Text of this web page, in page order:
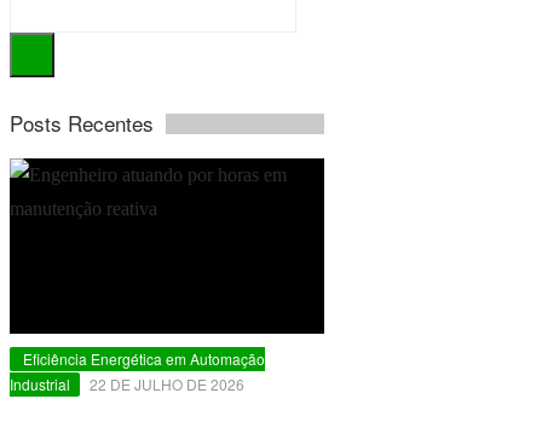
Posts Recentes
Eficiência Energética em Automação
Industrial
22 DE JULHO DE 2026